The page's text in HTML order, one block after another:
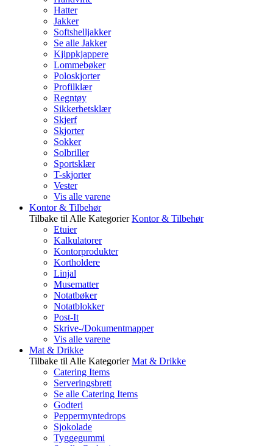
Hatter
Jakker
Softshelljakker
Se alle Jakker
Kjippkjappere
Lommebøker
Poloskjorter
Profilklær
Regntøy
Sikkerhetsklær
Skjerf
Skjorter
Sokker
Solbriller
Sportsklær
T-skjorter
Vester
Vis alle varene
Kontor & Tilbehør
Tilbake til Alle Kategorier Kontor & Tilbehør
Etuier
Kalkulatorer
Kontorprodukter
Kortholdere
Linjal
Musematter
Notatbøker
Notatblokker
Post-It
Skrive-/Dokumentmapper
Vis alle varene
Mat & Drikke
Tilbake til Alle Kategorier Mat & Drikke
Catering Items
Serveringsbrett
Se alle Catering Items
Godteri
Peppermyntedrops
Sjokolade
Tyggegummi